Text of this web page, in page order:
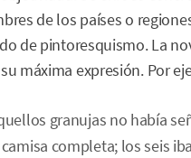
de los países o
de pintoresquismo. La
máxima expresión. Por
granujas no había
completa; los seis